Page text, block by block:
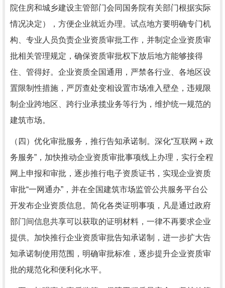
院住房和城乡建设主管部门会同国务院有关部门根据实际
情况决定），方便企业就近办理。试点地方要明确专门机
构、专业人员负责企业资质审批工作，并制定企业资质审
批相关管理规定，确保资质审批权下放后地方能够接得
住、管得好。企业资质全国通用，严禁各行业、各地区设
置限制性措施，严厉查处变相设置市场准入壁垒，违规限
制企业跨地区、跨行业承揽业务等行为，维护统一规范的
建筑市场。
（四）优化审批服务，推行告知承诺制。深化“互联网＋政
务服务”，加快推动企业资质审批事项线上办理，实行全程
网上申报和审批，逐步推行电子资质证书，实现企业资质
审批“一网通办”，并在全国建筑市场监管公共服务平台公
开发布企业资质信息。简化各类证明事项，凡是通过政府
部门间信息共享可以获取的证明材料，一律不再要求企业
提供。加快推行企业资质审批告知承诺制，进一步扩大告
知承诺制使用范围，明确审批标准，逐步提升企业资质审
批的规范化和便利化水平。